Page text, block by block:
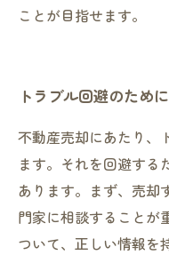
ことが目指せます。
トラブル回避のため
不動産売却にあたり、
ます。それを回避する
あります。まず、売却
門家に相談することが
ついて、正しい情報を